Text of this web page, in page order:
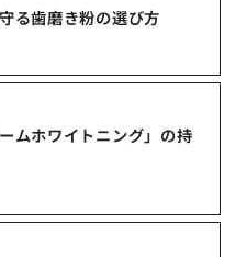
る歯磨き粉の選び方
ムホワイトニング」の持